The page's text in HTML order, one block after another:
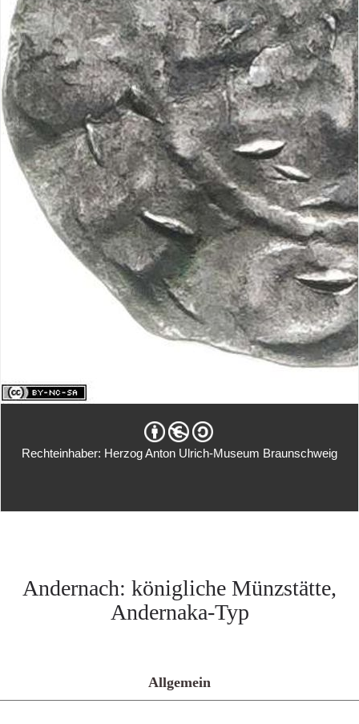
Rechteinhaber: Herzog Anton Ulrich-Museum Braunschweig
Andernach: königliche Münzstätte,
Andernaka-Typ
Allgemein